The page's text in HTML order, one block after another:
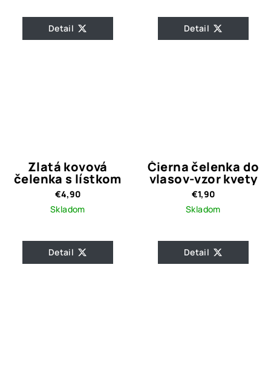
Detail Detail
Zlatá kovová
čelenka s lístkom
€4,90
Skladom
Detail
Čierna čelenka do
vlasov-vzor kvety
€1,90
Skladom
Detail